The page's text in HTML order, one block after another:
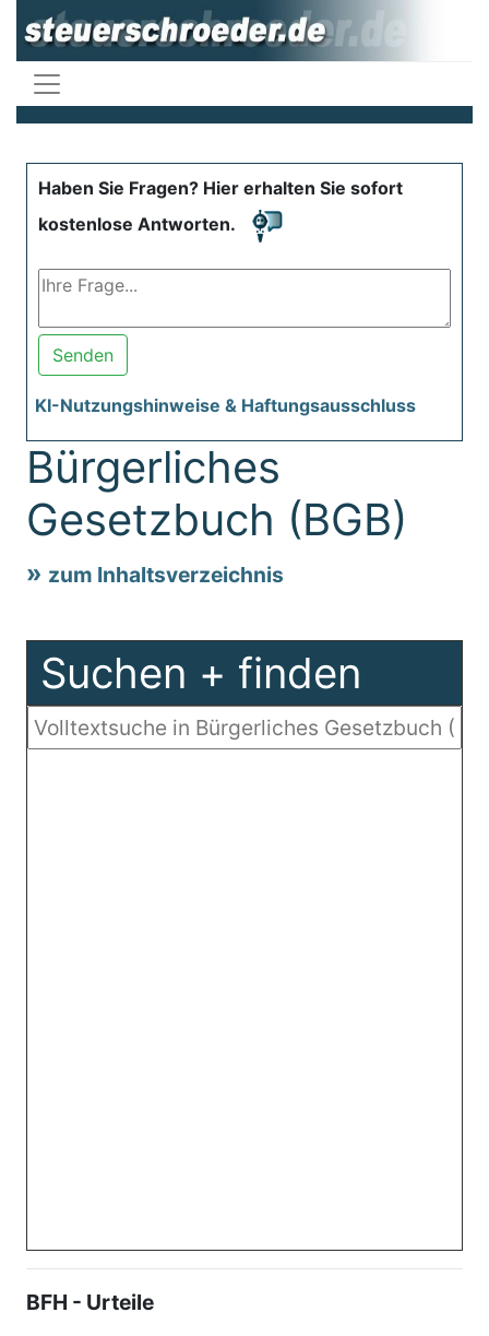
Haben Sie Fragen? Hier erhalten Sie sofort
kostenlose Antworten.
Senden
KI-Nutzungshinweise & Haftungsausschluss
Bürgerliches
Gesetzbuch (BGB)
zum Inhaltsverzeichnis
Suchen + finden
BFH - Urteile